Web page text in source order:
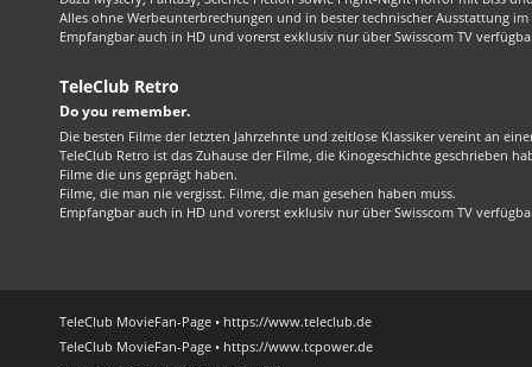
Alles ohne Werbeunterbrechungen und in bester technischer Ausstattung
Empfangbar auch in HD und vorerst exklusiv nur über Swisscom TV
TeleClub Retro
Do you remember.
Die besten Filme der letzten Jahrzehnte und zeitlose Klassiker vereint an
TeleClub Retro ist das Zuhause der Filme, die Kinogeschichte geschrieben
Filme die uns geprägt haben.
Filme, die man nie vergisst. Filme, die man gesehen haben muss.
Empfangbar auch in HD und vorerst exklusiv nur über Swisscom TV
TeleClub MovieFan-Page • https://www.teleclub.de
TeleClub MovieFan-Page • https://www.tcpower.de